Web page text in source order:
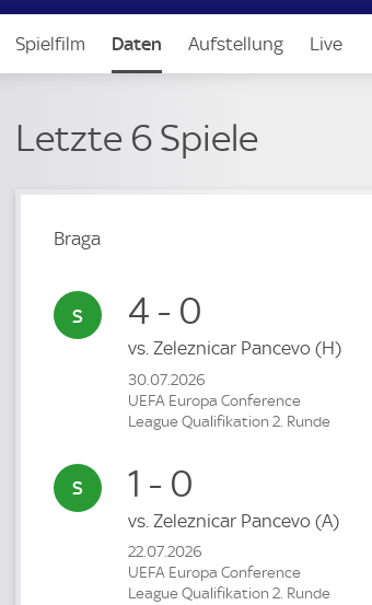
Spielfilm Daten Aufstellung Live
Letzte 6 Spiele
Braga
4 - 0
vs. Zeleznicar Pancevo (H)
30.07.2026
UEFA Europa Conference
League Qualifikation 2. Runde
1 - 0
vs. Zeleznicar Pancevo (A)
22.07.2026
UEFA Europa Conference
League Qualifikation 2. Runde